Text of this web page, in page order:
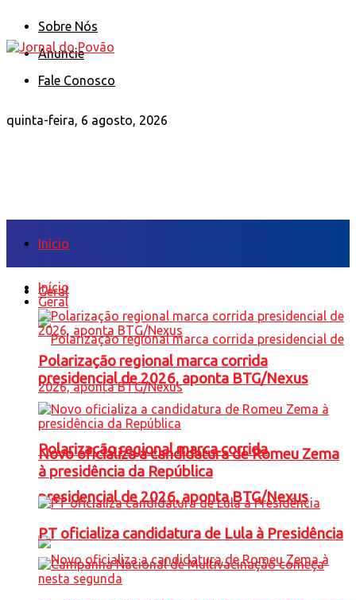
Sobre Nós
Anuncie
Fale Conosco
quinta-feira, 6 agosto, 2026
Início
Geral
Polarização regional marca corrida
presidencial de 2026, aponta BTG/Nexus
Início
Geral
Polarização regional marca corrida
presidencial de 2026, aponta BTG/Nexus
Novo oficializa a candidatura de Romeu Zema
à presidência da República
PT oficializa candidatura de Lula à Presidência